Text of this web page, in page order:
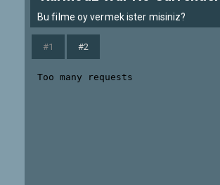
Bu filme oy vermek ister misiniz?
#1 #2